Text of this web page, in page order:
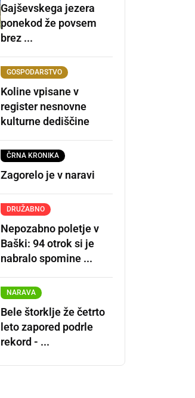
Gajševskega jezera
ponekod že povsem
brez ...
GOSPODARSTVO
Koline vpisane v
register nesnovne
kulturne dediščine
ČRNA KRONIKA
Zagorelo je v naravi
DRUŽABNO
Nepozabno poletje v
Baški: 94 otrok si je
nabralo spomine ...
NARAVA
Bele štorklje že četrto
leto zapored podrle
rekord - ...